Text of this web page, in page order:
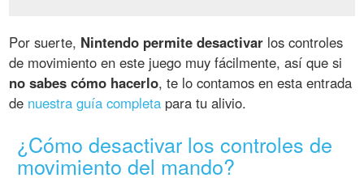
Por suerte, Nintendo permite desactivar los controles
de movimiento en este juego muy fácilmente, así que si
no sabes cómo hacerlo, te lo contamos en esta entrada
de nuestra guía completa para tu alivio.
¿Cómo desactivar los controles de
movimiento del mando?